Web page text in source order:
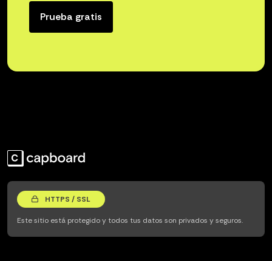
Prueba gratis
HTTPS / SSL
Este sitio está protegido y todos tus datos son privados y seguros.